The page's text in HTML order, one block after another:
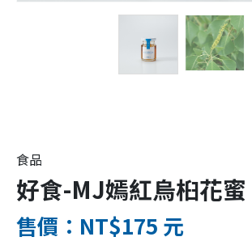
食品
好食-MJ嫣紅烏桕花蜜
售價：NT$175 元